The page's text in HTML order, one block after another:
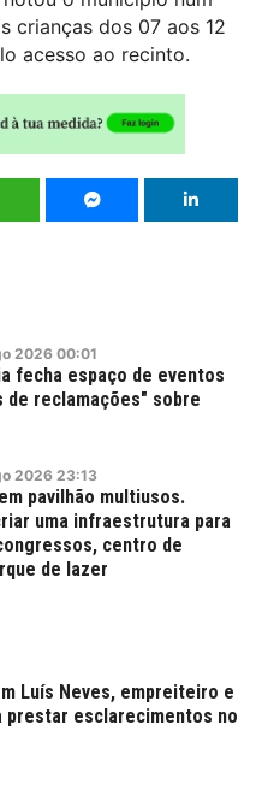
crianças dos 07 aos 12
acesso ao recinto.
2026 00:01
fecha espaço de eventos
de reclamações" sobre
2026 23:13
pavilhão multiusos.
uma infraestrutura para
centro de
de lazer
Luís Neves, empreiteiro e
prestar esclarecimentos no